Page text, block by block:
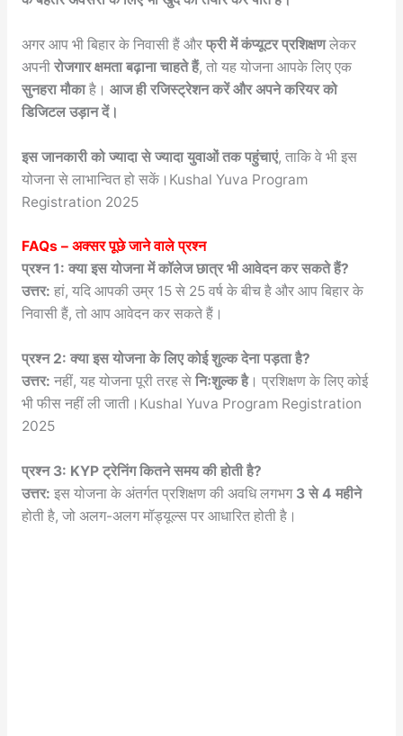
अगर आप भी बिहार के निवासी हैं और फ्री में कंप्यूटर प्रशिक्षणलेकर
अपनी रोजगार क्षमता बढ़ाना चाहते हैं, तो यह योजना आपके लिए एक
सुनहरा मौकाहै। आज ही रजिस्ट्रेशन करें और अपने करियर को
डिजिटल उड़ान दें।
इस जानकारी को ज्यादा से ज्यादा युवाओं तक पहुंचाएं, ताकि वे भी इस
योजना से लाभान्वित हो सकें।Kushal Yuva Program
Registration 2025
FAQs – अक्सर पूछे जाने वाले प्रश्न
प्रश्न 1: क्या इस योजना में कॉलेज छात्र भी आवेदन कर सकते हैं?
उत्तर: हां, यदि आपकी उम्र 15 से 25 वर्ष के बीच है और आप बिहार के
निवासी हैं, तो आप आवेदन कर सकते हैं।
प्रश्न 2: क्या इस योजना के लिए कोई शुल्क देना पड़ता है?
उत्तर: नहीं, यह योजना पूरी तरह से निःशुल्क है। प्रशिक्षण के लिए कोई
भी फीस नहीं ली जाती।Kushal Yuva Program Registration
2025
प्रश्न 3: KYP ट्रेनिंग कितने समय की होती है?
उत्तर: इस योजना के अंतर्गत प्रशिक्षण की अवधि लगभग 3 से 4 महीने
होती है, जो अलग-अलग मॉड्यूल्स पर आधारित होती है।